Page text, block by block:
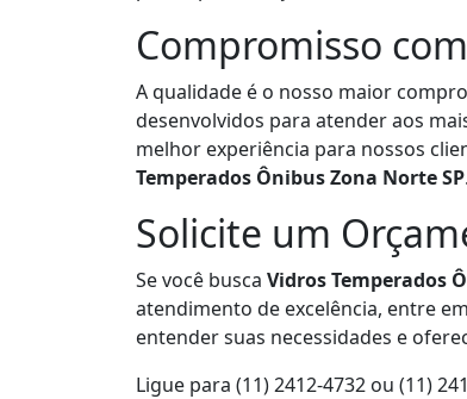
Compromisso
A qualidade é o nosso maior
desenvolvidos para atender aos
melhor experiência para nossos
Temperados Ônibus Zona Norte SP.
Solicite um
Se você busca Vidros Temperados
atendimento de excelência, entre
entender suas necessidades e
Ligue para (11) 2412-4732 ou (11)